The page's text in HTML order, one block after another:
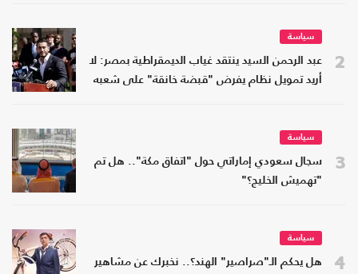
2
سياسة
عبد الرحمن السيد ينتقد غياب الديمقراطية بمصر: لا
أريد تمويل نظام يفرض "قبضة خانقة" على شعبه
3
سياسة
سجال سعودي إماراتي حول "اتفاق مكة".. هل تم
"تهميش الخليج؟"
4
سياسة
هل يحكم الـ"صراصير" الهند؟.. نخبرك عن مشاهير